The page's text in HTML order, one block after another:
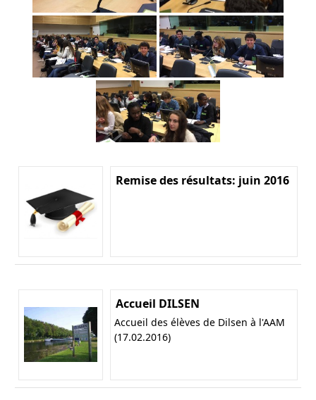
Remise des résultats: juin 2016
Accueil DILSEN
Accueil des élèves de Dilsen à l'AAM
(17.02.2016)